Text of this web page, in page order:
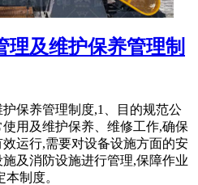
理及维护保养管理制
保养管理制度,1、目的规范公
用及维护保养、维修工作,确保
运行,需要对设备设施方面的安
及消防设施进行管理,保障作业
制度。